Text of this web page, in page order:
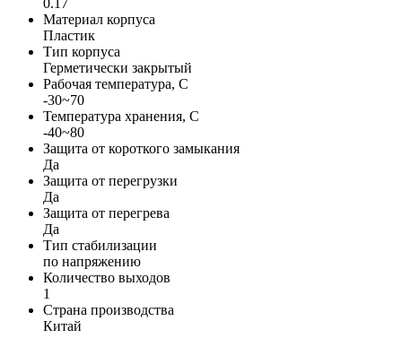
0.17
Материал корпуса
Пластик
Тип корпуса
Герметически закрытый
Рабочая температура, С
-30~70
Температура хранения, С
-40~80
Защита от короткого замыкания
Да
Защита от перегрузки
Да
Защита от перегрева
Да
Тип стабилизации
по напряжению
Количество выходов
1
Страна производства
Китай